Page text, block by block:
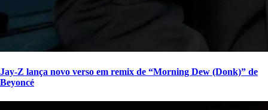
Jay-Z lança novo verso em remix de “Morning Dew (Donk)” de
Beyoncé